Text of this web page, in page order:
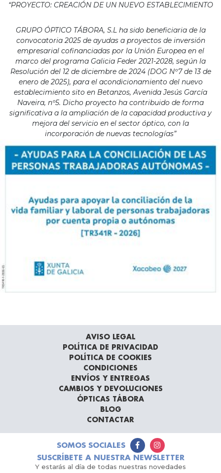
“PROYECTO: CREACIÓN DE UN NUEVO ESTABLECIMIENTO
GRUPO ÓPTICO TÁBORA, S.L ha sido beneficiaria de la
convocatoria 2025 de ayudas a proyectos de inversión
empresarial cofinanciadas por la Unión Europea en el
marco del programa Galicia Feder 2021-2028, según la
Resolución del 12 de diciembre de 2024 (DOG Nº7 de 13 de
enero de 2025), para el acondicionamiento del nuevo
establecimiento sito en Betanzos, Avenida Jesús García
Naveira, nº5. Dicho proyecto ha contribuido de forma
significativa a la ampliación de la capacidad productiva y
mejora del servicio en el sector óptico, con la
incorporación de nuevas tecnologías”
AVISO LEGAL
POLÍTICA DE PRIVACIDAD
POLÍTICA DE COOKIES
CONDICIONES
ENVÍOS Y ENTREGAS
CAMBIOS Y DEVOLUCIONES
ÓPTICAS TÁBORA
BLOG
CONTACTAR
SOMOS SOCIALES
SUSCRÍBETE A NUESTRA NEWSLETTER
Y estarás al día de todas nuestras novedades